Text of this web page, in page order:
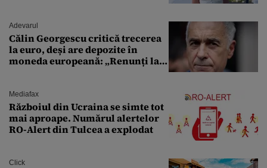
Adevarul
Călin Georgescu critică trecerea
la euro, deși are depozite în
moneda europeană: „Renunți la
Mediafax
Războiul din Ucraina se simte tot
mai aproape. Numărul alertelor
RO-Alert din Tulcea a explodat
Click